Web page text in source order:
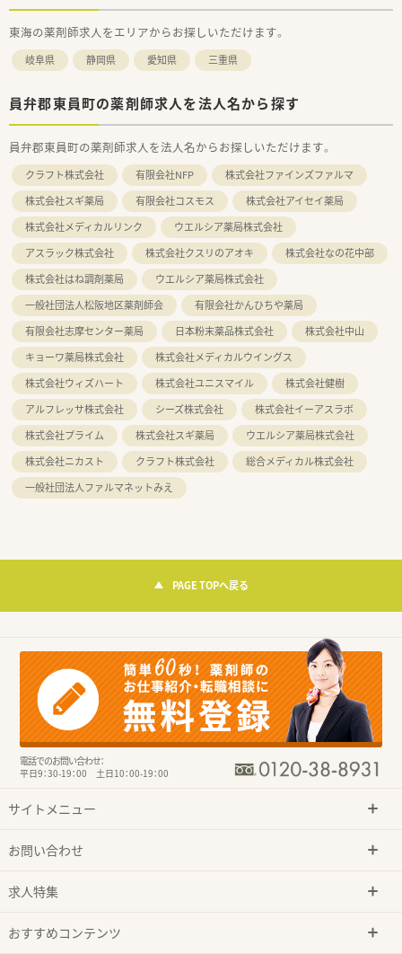
東海の薬剤師求人をエリアからお探しいただけます。
岐阜県 静岡県 愛知県 三重県
員弁郡東員町の薬剤師求人を法人名から探す
員弁郡東員町の薬剤師求人を法人名からお探しいただけます。
クラフト株式会社 有限会社NFP
株式会社ファインズファルマ
株式会社スギ薬局
有限会社コスモス
株式会社アイセイ薬局
株式会社メディカルリンク
ウエルシア薬局株式会社
アスラック株式会社
株式会社クスリのアオキ
株式会社なの花中部
株式会社はね調剤薬局
ウエルシア薬局株式会社
一般社団法人松阪地区薬剤師会
有限会社かんひちや薬局
有限会社志摩センター薬局
日本粉末薬品株式会社
株式会社中山
キョーワ薬局株式会社
株式会社メディカルウイングス
株式会社ウィズハート
株式会社ユニスマイル
株式会社健樹
アルフレッサ株式会社
シーズ株式会社
株式会社イーアスラボ
株式会社プライム
株式会社スギ薬局
ウエルシア薬局株式会社
株式会社ニカスト
クラフト株式会社
総合メディカル株式会社
一般社団法人ファルマネットみえ
PAGE TOPへ戻る
電話でのお問い合わせ：
平日9：30-19：00 土日10：00-19：00
サイトメニュー
お問い合わせ
求人特集
おすすめコンテンツ